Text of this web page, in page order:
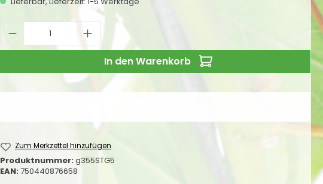
Produkt Anzahl: Gib den gewünschten
In den Warenkorb
Zum Merkzettel hinzufügen
Produktnummer: g355STG5
EAN: 750440876658